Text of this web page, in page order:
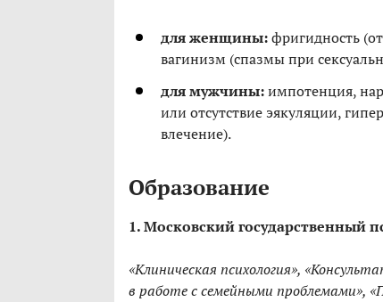
для женщины:фригидность
вагинизм (спазмы при
для мужчины:импотенция,
или отсутствие эякуляции,
влечение).
Образование
1. Московский государственный
«Клиническая психология»,
в работе с семейными проблемами»,